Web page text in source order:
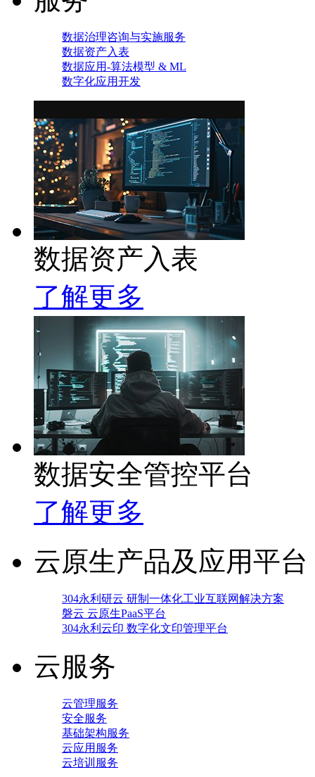
数据治理咨询与实施服务
数据资产入表
数据应用-算法模型 & ML
数字化应用开发
数据资产入表
了解更多
数据安全管控平台
了解更多
云原生产品及应用平台
304永利研云 研制一体化工业互联网解决方案
磐云 云原生PaaS平台
304永利云印 数字化文印管理平台
云服务
云管理服务
安全服务
基础架构服务
云应用服务
云培训服务